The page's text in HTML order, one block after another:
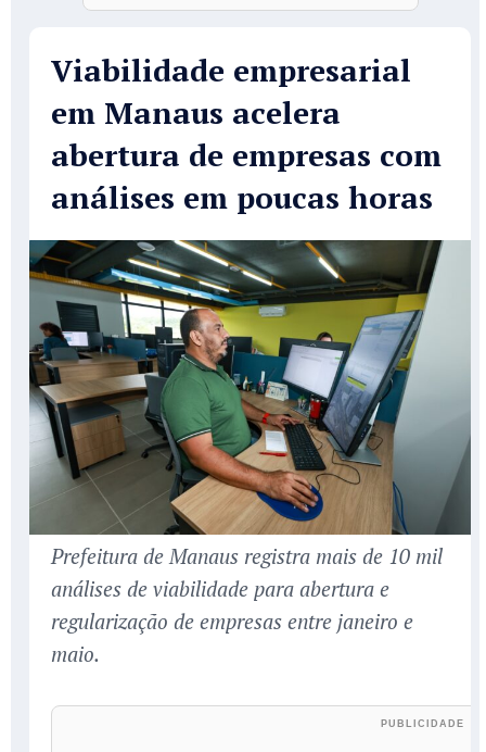
Viabilidade empresarial
em Manaus acelera
abertura de empresas com
análises em poucas horas
Prefeitura de Manaus registra mais de 10 mil
análises de viabilidade para abertura e
regularização de empresas entre janeiro e
maio.